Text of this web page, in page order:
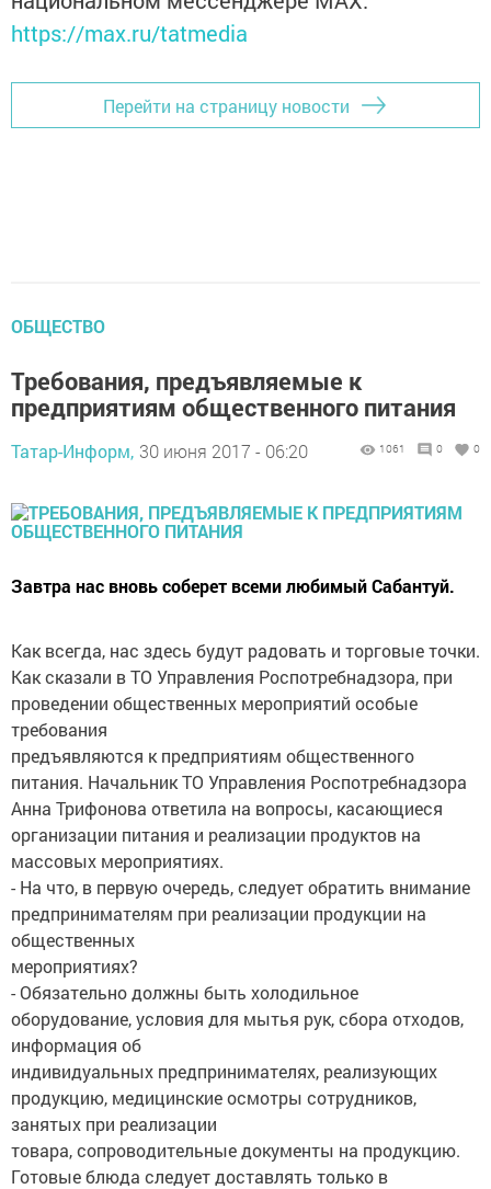
https://max.ru/tatmedia
Перейти на страницу новости
ОБЩЕСТВО
Требования, предъявляемые к
предприятиям общественного питания
Татар-Информ, 30 июня 2017 - 06:20 1061 0 0
Завтра нас вновь соберет всеми любимый Сабантуй.
Как всегда, нас здесь будут радовать и торговые точки.
Как сказали в ТО Управления Роспотребнадзора, при
проведении общественных мероприятий особые
требования
предъявляются к предприятиям общественного
питания. Начальник ТО Управления Роспотребнадзора
Анна Трифонова ответила на вопросы, касающиеся
организации питания и реализации продуктов на
массовых мероприятиях.
- На что, в первую очередь, следует обратить внимание
предпринимателям при реализации продукции на
общественных
мероприятиях?
- Обязательно должны быть холодильное
оборудование, условия для мытья рук, сбора отходов,
информация об
индивидуальных предпринимателях, реализующих
продукцию, медицинские осмотры сотрудников,
занятых при реализации
товара, сопроводительные документы на продукцию.
Готовые блюда следует доставлять только в